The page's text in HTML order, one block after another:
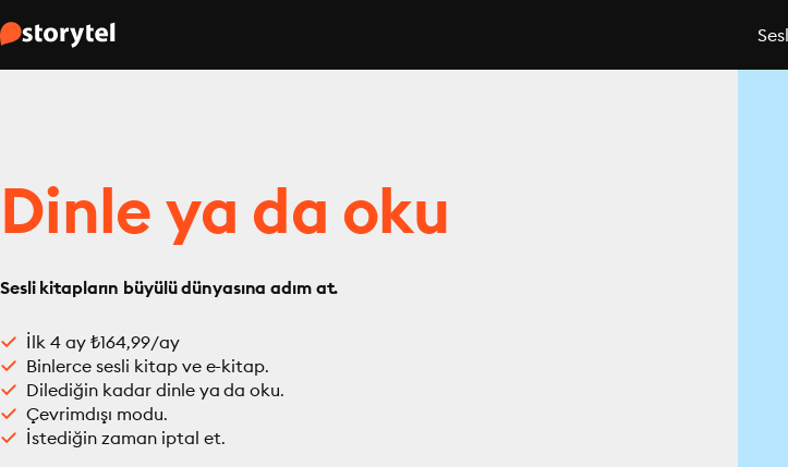
Dinle ya da oku
Sesli kitapların büyülü dünyasına adım at.
İlk 4 ay ₺164,99/ay
Binlerce sesli kitap ve e-kitap.
Dilediğin kadar dinle ya da oku.
Çevrimdışı modu.
İstediğin zaman iptal et.